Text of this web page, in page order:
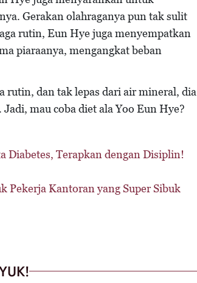
Gerakan olahraganya pun tak sulit
rutin, Eun Hye juga menyempatkan
piaraanya, mengangkat beban
rutin, dan tak lepas dari air mineral, dia
mau coba diet ala Yoo Eun Hye?
Diabetes, Terapkan dengan Disiplin!
Pekerja Kantoran yang Super Sibuk